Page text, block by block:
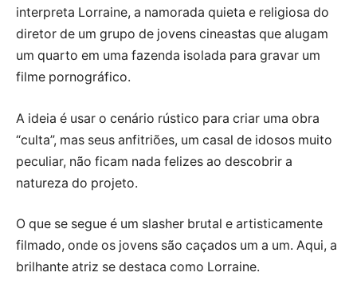
interpreta Lorraine, a namorada quieta e religiosa do
diretor de um grupo de jovens cineastas que alugam
um quarto em uma fazenda isolada para gravar um
filme pornográfico.
A ideia é usar o cenário rústico para criar uma obra
“culta”, mas seus anfitriões, um casal de idosos muito
peculiar, não ficam nada felizes ao descobrir a
natureza do projeto.
O que se segue é um slasher brutal e artisticamente
filmado, onde os jovens são caçados um a um. Aqui, a
brilhante atriz se destaca como Lorraine.